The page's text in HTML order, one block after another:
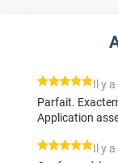
*****
Il y
Parfait.
Application
*****
Il y